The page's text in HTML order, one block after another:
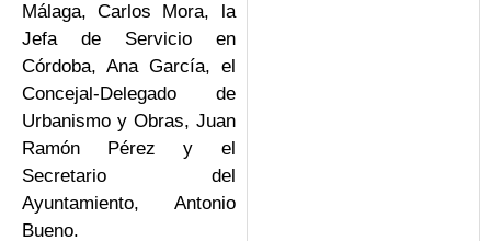
Málaga, Carlos Mora, la
Jefa de Servicio en
Córdoba, Ana García, el
Concejal-Delegado de
Urbanismo y Obras, Juan
Ramón Pérez y el
Secretario del
Ayuntamiento, Antonio
Bueno.